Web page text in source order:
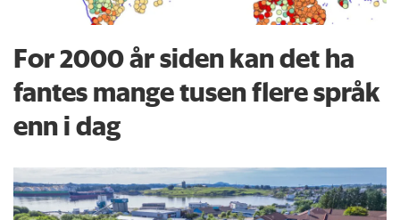
For 2000 år siden kan det ha
fantes mange tusen flere språk
enn i dag